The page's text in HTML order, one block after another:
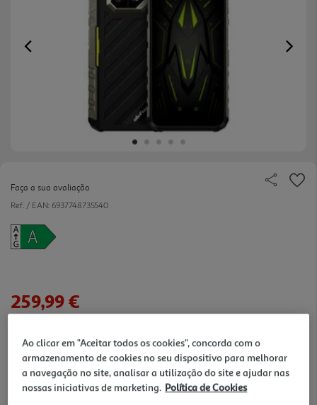
Previous
Faça a sua avaliação
Ref. / EAN: 6937748735540
259,99 €
10% DESCONTO IMEDIATO
De 5/8/2026 a 31/8/2026
Campanha exclusiva para membros Clube Auchan.
Ao clicar em "Aceitar todos os cookies", concorda com o
armazenamento de cookies no seu dispositivo para melhorar
a navegação no site, analisar a utilização do site e ajudar nas
nossas iniciativas de marketing. Política de Cookies